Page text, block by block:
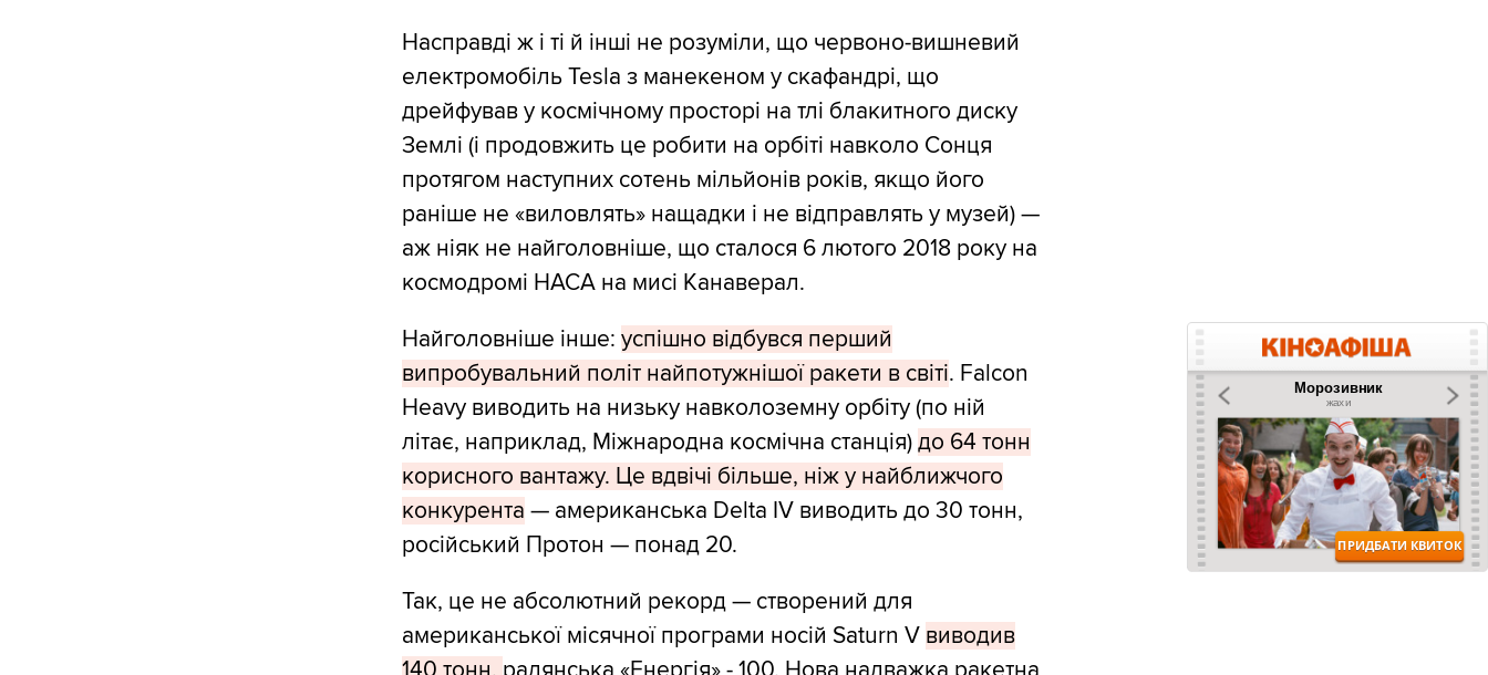
Насправді ж і ті й інші не розуміли, що червоно-вишневий
електромобіль Tesla з манекеном у скафандрі, що
дрейфував у космічному просторі на тлі блакитного диску
Землі (і продовжить це робити на орбіті навколо Сонця
протягом наступних сотень мільйонів років, якщо його
раніше не «виловлять» нащадки і не відправлять у музей) —
аж ніяк не найголовніше, що сталося 6 лютого 2018 року на
космодромі НАСА на мисі Канаверал.
Найголовніше інше:успішно відбувся перший
випробувальний політ найпотужнішої ракети в світі. Falcon
Heavy виводить на низьку навколоземну орбіту (по ній
літає, наприклад, Міжнародна космічна станція)до 64 тонн
корисного вантажу. Це вдвічі більше, ніж у найближчого
конкурента — американська Delta IV виводить до 30 тонн,
російський Протон — понад 20.
Так, це не абсолютний рекорд — створений для
американської місячної програми носій Saturn V виводив